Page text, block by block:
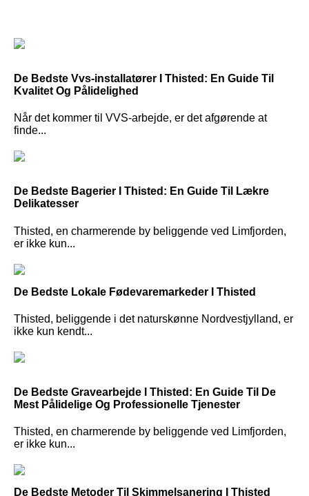
De Bedste Vvs-installatører I Thisted: En Guide Til
Kvalitet Og Pålidelighed
Når det kommer til VVS-arbejde, er det afgørende at
finde...
De Bedste Bagerier I Thisted: En Guide Til Lækre
Delikatesser
Thisted, en charmerende by beliggende ved Limfjorden,
er ikke kun...
De Bedste Lokale Fødevaremarkeder I Thisted
Thisted, beliggende i det naturskønne Nordvestjylland, er
ikke kun kendt...
De Bedste Gravearbejde I Thisted: En Guide Til De
Mest Pålidelige Og Professionelle Tjenester
Thisted, en charmerende by beliggende ved Limfjorden,
er ikke kun...
De Bedste Metoder Til Skimmelsanering I Thisted